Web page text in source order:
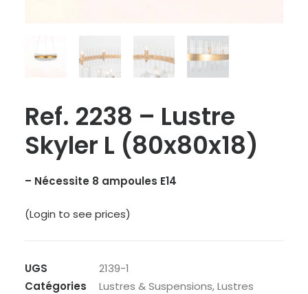
Ref. 2238 – Lustre
Skyler L (80x80x18)
– Nécessite 8 ampoules E14
(Login to see prices)
UGS
2139-1
Catégories
Lustres & Suspensions,Lustres